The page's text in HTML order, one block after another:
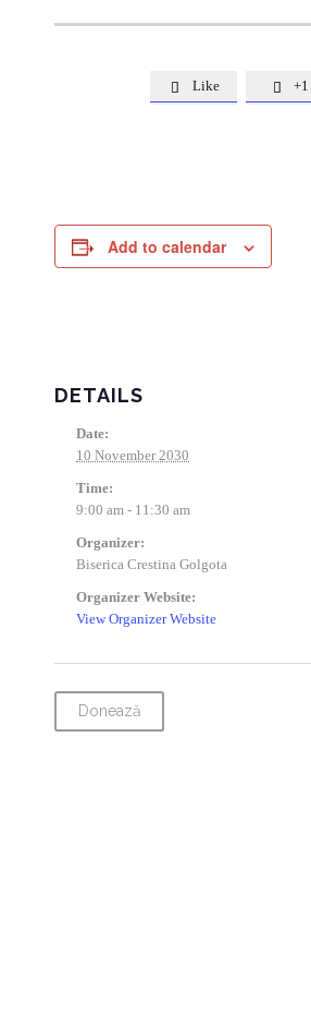
 Like  +1
Add to calendar
DETAILS
Date:
10 November 2030
Time:
9:00 am - 11:30 am
Organizer:
Biserica Crestina Golgota
Organizer Website:
View Organizer Website
Donează